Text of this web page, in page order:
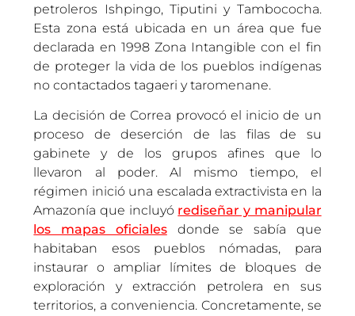
petroleros Ishpingo, Tiputini y Tambococha.
Esta zona está ubicada en un área que fue
declarada en 1998 Zona Intangible con el fin
de proteger la vida de los pueblos indígenas
no contactados tagaeri y taromenane.
La decisión de Correa provocó el inicio de un
proceso de deserción de las filas de su
gabinete y de los grupos afines que lo
llevaron al poder. Al mismo tiempo, el
régimen inició una escalada extractivista en la
Amazonía que incluyó rediseñar y manipular
los mapas oficialesdonde se sabía que
habitaban esos pueblos nómadas, para
instaurar o ampliar límites de bloques de
exploración y extracción petrolera en sus
territorios, a conveniencia. Concretamente, se